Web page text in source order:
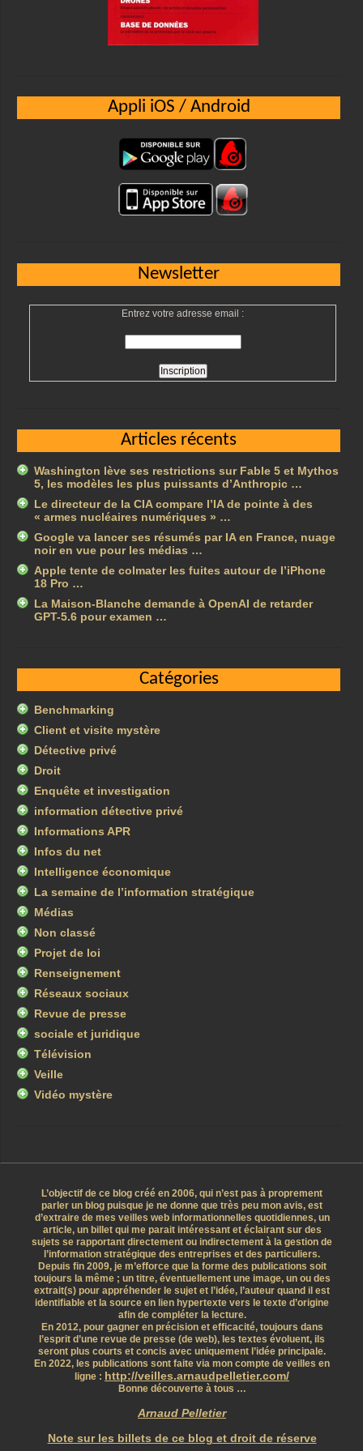
Appli iOS / Android
Newsletter
Entrez votre adresse email :
Articles récents
Washington lève ses restrictions sur Fable 5 et Mythos
5, les modèles les plus puissants d’Anthropic …
Le directeur de la CIA compare l’IA de pointe à des
« armes nucléaires numériques » …
Google va lancer ses résumés par IA en France, nuage
noir en vue pour les médias …
Apple tente de colmater les fuites autour de l’iPhone
18 Pro …
La Maison-Blanche demande à OpenAI de retarder
GPT-5.6 pour examen …
Catégories
Benchmarking
Client et visite mystère
Détective privé
Droit
Enquête et investigation
information détective privé
Informations APR
Infos du net
Intelligence économique
La semaine de l’information stratégique
Médias
Non classé
Projet de loi
Renseignement
Réseaux sociaux
Revue de presse
sociale et juridique
Télévision
Veille
Vidéo mystère
L’objectif de ce blog créé en 2006, qui n’est pas à proprement
parler un blog puisque je ne donne que très peu mon avis, est
d’extraire de mes veilles web informationnelles quotidiennes, un
article, un billet qui me parait intéressant et éclairant sur des
sujets se rapportant directement ou indirectement à la gestion de
l’information stratégique des entreprises et des particuliers.
Depuis fin 2009, je m’efforce que la forme des publications soit
toujours la même ; un titre, éventuellement une image, un ou des
extrait(s) pour appréhender le sujet et l’idée, l’auteur quand il est
identifiable et la source en lien hypertexte vers le texte d’origine
afin de compléter la lecture.
En 2012, pour gagner en précision et efficacité, toujours dans
l’esprit d’une revue de presse (de web), les textes évoluent, ils
seront plus courts et concis avec uniquement l’idée principale.
En 2022, les publications sont faite via mon compte de veilles en
ligne : http://veilles.arnaudpelletier.com/
Bonne découverte à tous …
Arnaud Pelletier
Note sur les billets de ce blog et droit de réserve